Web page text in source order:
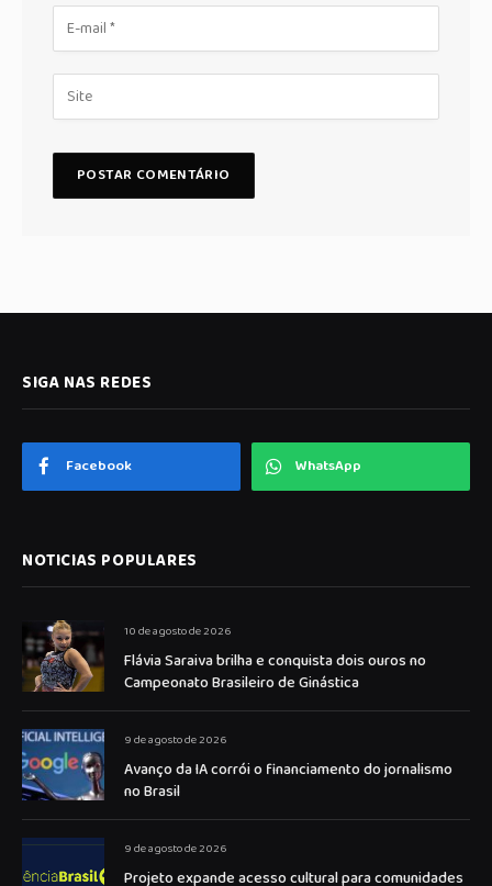
SIGA NAS REDES
Facebook WhatsApp
NOTICIAS POPULARES
10 de agosto de 2026
Flávia Saraiva brilha e conquista dois ouros no
Campeonato Brasileiro de Ginástica
9 de agosto de 2026
Avanço da IA corrói o financiamento do jornalismo
no Brasil
9 de agosto de 2026
Projeto expande acesso cultural para comunidades